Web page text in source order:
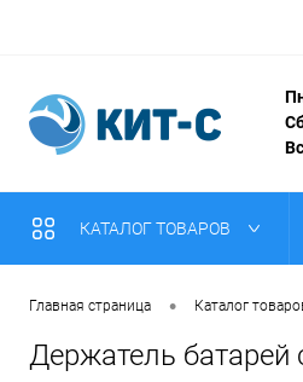
КАТАЛОГ ТОВАРОВ
Главная страница • Каталог
Держатель